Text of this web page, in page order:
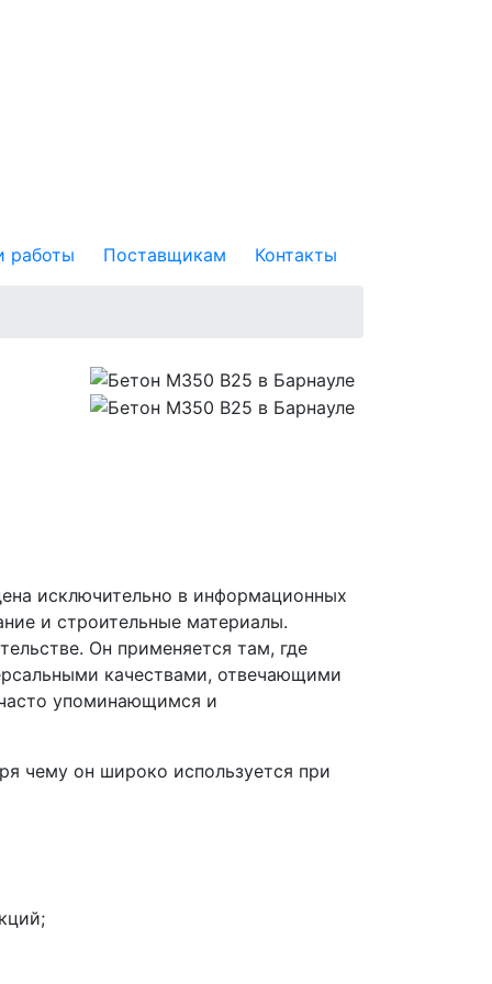
работы Поставщикам Контакты
исключительно в информационных
и строительные материалы.
Он применяется там, где
качествами, отвечающими
упоминающимся и
чему он широко используется при